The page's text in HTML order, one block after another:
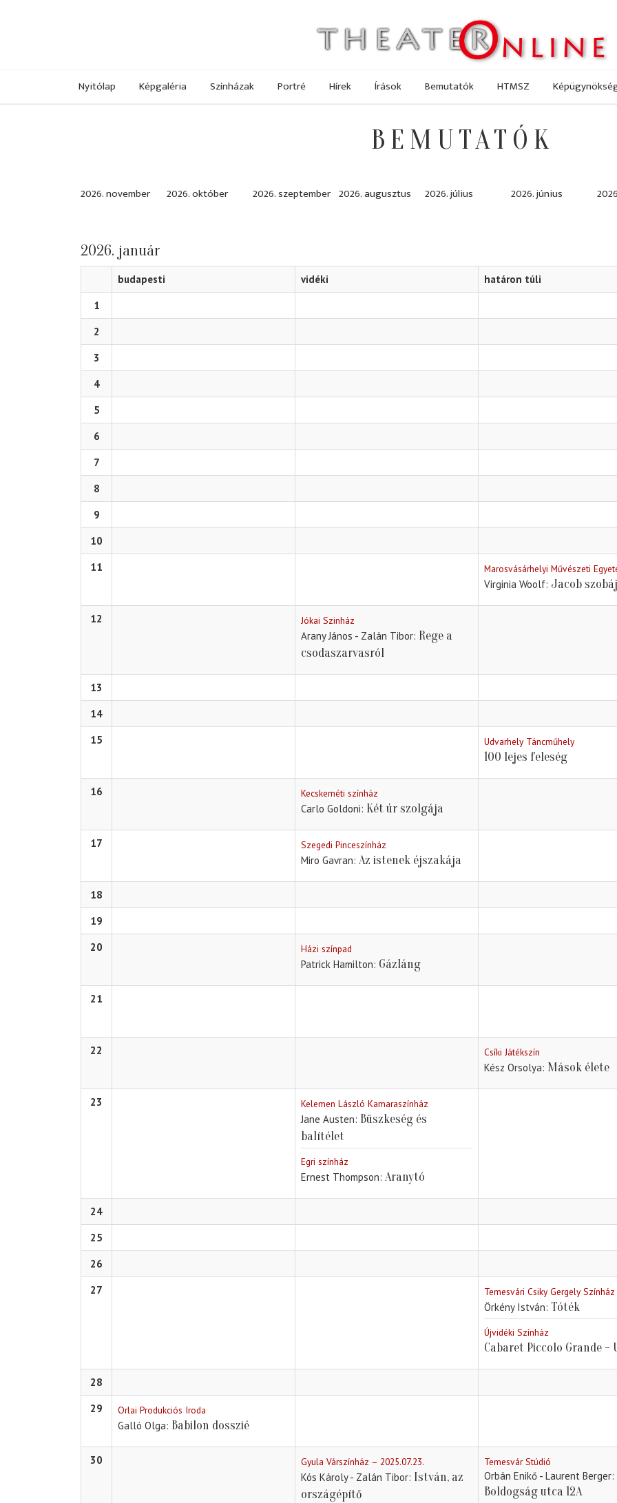
Nyitólap Képgaléria Színházak Portré Hírek Írások Bemutatók HTMSZ
BEMUTATÓK
2026. november 2026. október 2026. szeptember 2026. augusztus 2026. július 2026. június
2026. január
budapesti vidéki határon túli
1
2
3
4
5
6
7
8
9
10
11
Marosvásárhelyi Művészeti
Virginia Woolf Jacob
12 Jókai Szinház
Arany János - Zalán Tibor Rege a
csodaszarvasról
13
14
15
Udvarhely Táncműhely
100 lejes feleség
16 Kecskeméti színház
Carlo Goldoni Két úr szolgája
17 Szegedi Pinceszínház
Miro Gavran Az istenek éjszakája
18
19
20
Házi színpad
Patrick Hamilton Gázláng
21
22 Csíki Játékszín
Kész Orsolya Mások élete
23 Kelemen László Kamaraszínház
Jane Austen Büszkeség és
balítélet
Egri színház
Ernest Thompson Aranytó
24
25
26
27
Temesvári Csiky Gergely Színház
Örkény István Tóték
Újvidéki Színház
Cabaret Piccolo Grande –
28
29
Orlai Produkciós Iroda
Galló Olga Babilon dosszié
30 Gyula Várszínház – 2025.07.23.
Kós Károly - Zalán Tibor István, az
országépítő
Temesvár Stúdió
Orbán Enikő - Laurent Berger
Boldogság utca 12A